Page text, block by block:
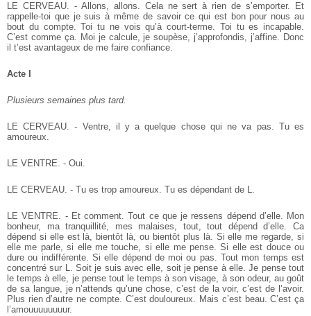
LE CERVEAU. - Allons, allons. Cela ne sert à rien de s’emporter. Et
rappelle-toi que je suis à même de savoir ce qui est bon pour nous au
bout du compte. Toi tu ne vois qu’à court-terme. Toi tu es incapable.
C’est comme ça. Moi je calcule, je soupèse, j’approfondis, j’affine. Donc
il t’est avantageux de me faire confiance.
Acte I
Plusieurs semaines plus tard.
LE CERVEAU. - Ventre, il y a quelque chose qui ne va pas. Tu es
amoureux.
LE VENTRE. - Oui.
LE CERVEAU. - Tu es trop amoureux. Tu es dépendant de L.
LE VENTRE. - Et comment. Tout ce que je ressens dépend d’elle. Mon
bonheur, ma tranquillité, mes malaises, tout, tout dépend d’elle. Ca
dépend si elle est là, bientôt là, ou bientôt plus là. Si elle me regarde, si
elle me parle, si elle me touche, si elle me pense. Si elle est douce ou
dure ou indifférente. Si elle dépend de moi ou pas. Tout mon temps est
concentré sur L. Soit je suis avec elle, soit je pense à elle. Je pense tout
le temps à elle, je pense tout le temps à son visage, à son odeur, au goût
de sa langue, je n’attends qu’une chose, c’est de la voir, c’est de l’avoir.
Plus rien d’autre ne compte. C’est douloureux. Mais c’est beau. C’est ça
l’amouuuuuuuur.